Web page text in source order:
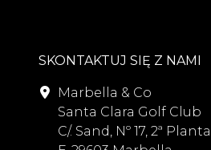
SKONTAKTUJ SIĘ Z NAMI
Marbella & Co
Santa Clara Golf Club
C/. Sand, Nº 17, 2ª Planta